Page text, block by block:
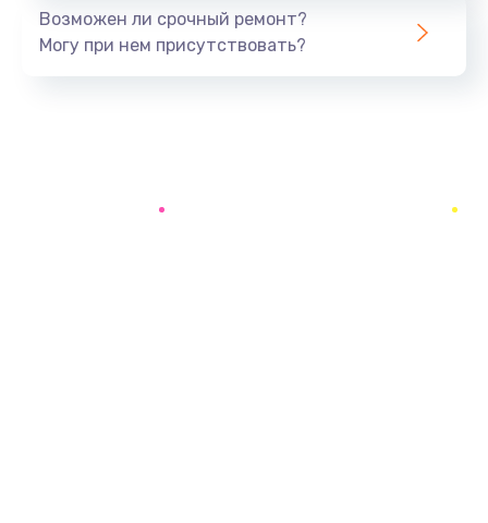
Заказать
Возможен ли срочный ремонт?
Могу при нем присутствовать?